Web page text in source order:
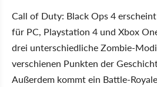
Call of Duty: Black Ops 4
für PC, Playstation 4 und Xbox
drei unterschiedliche Zombie-
verschienen Punkten der
Außerdem kommt ein Battle-